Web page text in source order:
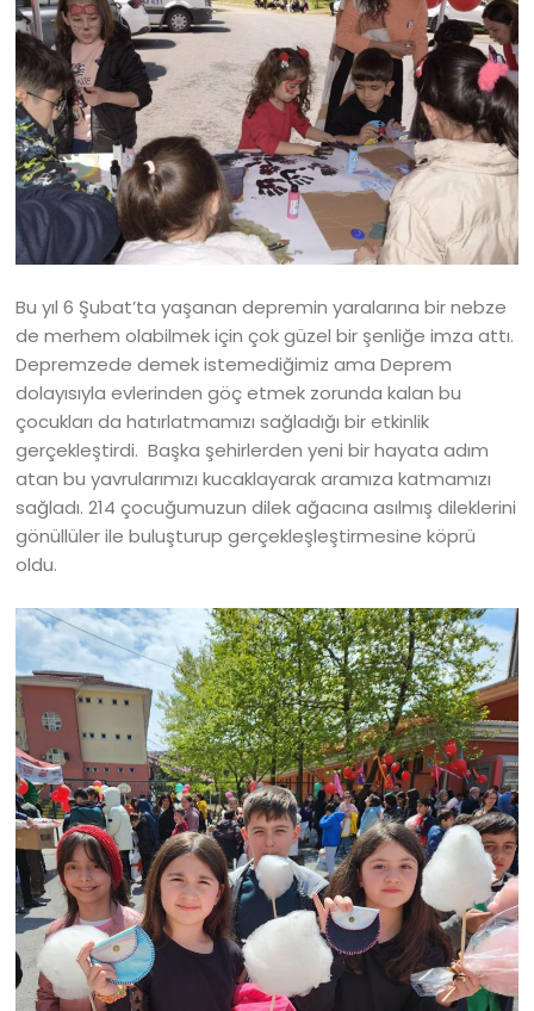
Bu yıl 6 Şubat’ta yaşanan depremin yaralarına bir nebze
de merhem olabilmek için çok güzel bir şenliğe imza attı.
Depremzede demek istemediğimiz ama Deprem
dolayısıyla evlerinden göç etmek zorunda kalan bu
çocukları da hatırlatmamızı sağladığı bir etkinlik
gerçekleştirdi. Başka şehirlerden yeni bir hayata adım
atan bu yavrularımızı kucaklayarak aramıza katmamızı
sağladı. 214 çocuğumuzun dilek ağacına asılmış dileklerini
gönüllüler ile buluşturup gerçekleşleştirmesine köprü
oldu.